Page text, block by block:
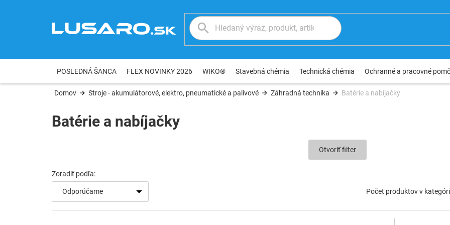
POSLEDNÁ ŠANCA FLEX NOVINKY 2026 WIKO® Stavebná chémia Technická chémia Ochranné a pracovné
Domov Stroje - akumulátorové, elektro, pneumatické a palivové Záhradná technika Batérie a nabíjačky
Batérie a nabíjačky
Odporúčame Počet produktov v
Otvoriť filter
i
p
r